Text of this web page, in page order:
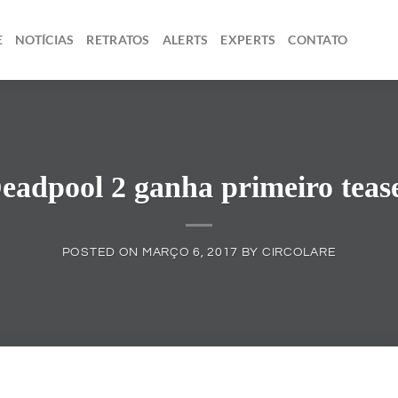
NOTÍCIAS RETRATOS ALERTS EXPERTS CONTATO
2 ganha primeiro
POSTED ON MARÇO 6, 2017 BY CIRCOLARE